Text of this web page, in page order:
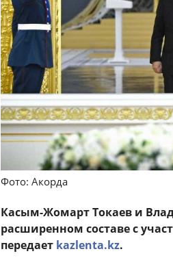
Фото: Акорда
Касым-Жомарт Токаев и
расширенном составе с
передает kazlenta.kz.